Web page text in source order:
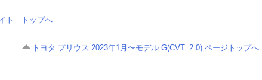
ト トップへ
トヨタ プリウス 2023年1月〜モデル G(CVT_2.0) ページトップへ